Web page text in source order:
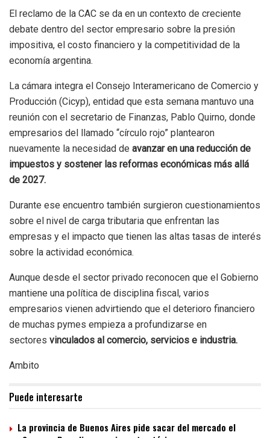
El reclamo de la CAC se da en un contexto de creciente
debate dentro del sector empresario sobre la presión
impositiva, el costo financiero y la competitividad de la
economía argentina.
La cámara integra el Consejo Interamericano de Comercio y
Producción (Cicyp), entidad que esta semana mantuvo una
reunión con el secretario de Finanzas, Pablo Quirno, donde
empresarios del llamado “círculo rojo” plantearon
nuevamente la necesidad de avanzar en una reducción de
impuestos y sostener las reformas económicas más allá
de 2027.
Durante ese encuentro también surgieron cuestionamientos
sobre el nivel de carga tributaria que enfrentan las
empresas y el impacto que tienen las altas tasas de interés
sobre la actividad económica.
Aunque desde el sector privado reconocen que el Gobierno
mantiene una política de disciplina fiscal, varios
empresarios vienen advirtiendo que el deterioro financiero
de muchas pymes empieza a profundizarse en
sectores vinculados al comercio, servicios e industria.
Ambito
Puede interesarte
La provincia de Buenos Aires pide sacar del mercado el